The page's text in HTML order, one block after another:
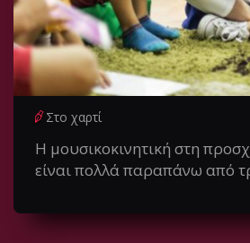
Στο χαρτί
Η μουσικοκινητική στη
είναι πολλά παραπάνω από